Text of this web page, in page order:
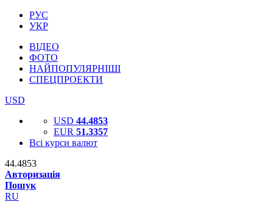
РУС
УКР
ВІДЕО
ФОТО
НАЙПОПУЛЯРНІШІ
СПЕЦПРОЕКТИ
USD
USD 44.4853
EUR 51.3357
Всі курси валют
44.4853
Авторизація
Пошук
RU